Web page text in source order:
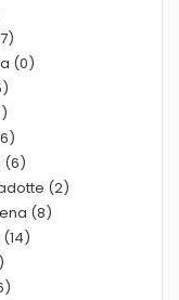
(0)
(6)
(2)
(8)